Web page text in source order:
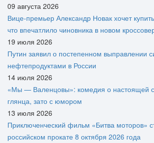
09 августа 2026
Вице‑премьер Александр Новак хочет
что впечатлило чиновника в новом
19 июля 2026
Путин заявил о постепенном выправлении
нефтепродуктами в России
14 июля 2026
«Мы — Валенцовы»: комедия о настоящей
глянца, зато с юмором
13 июля 2026
Приключенческий фильм «Битва моторов»
российском прокате 8 октября 2026 года